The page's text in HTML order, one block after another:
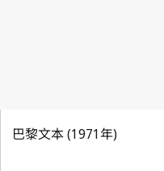
巴黎文本 (1971年)